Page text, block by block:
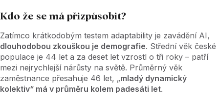
Kdo že se má přizpůsobit?
Zatímco krátkodobým testem adaptability je zavádění AI,
dlouhodobou zkouškou je demografie. Střední věk české
populace je 44 let a za deset let vzrostl o tři roky – patří
mezi nejrychlejší nárůsty na světě. Průměrný věk
zaměstnance přesahuje 46 let, „mladý dynamický
kolektiv“ má v průměru kolem padesáti let.